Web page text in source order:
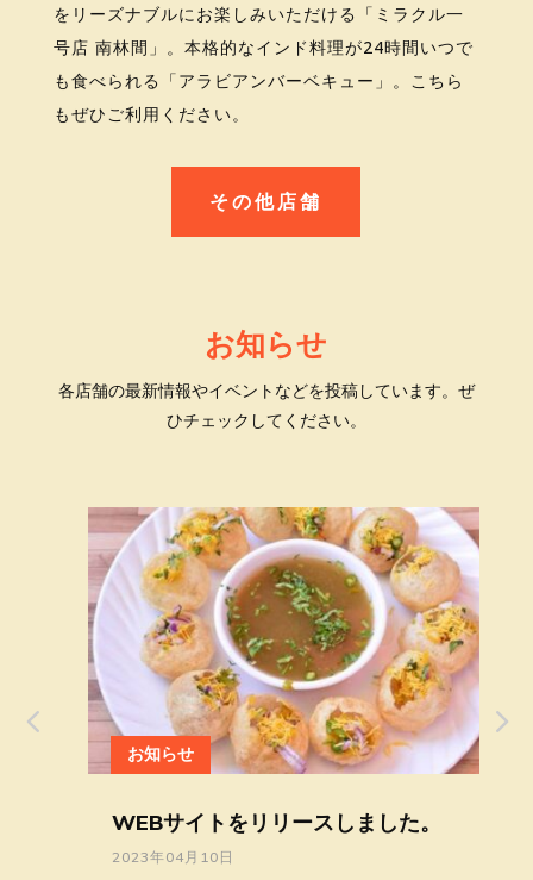
をリーズナブルにお楽しみいただける「 ミラクル一
号店 南林間」。 本格的なインド料理が24時間いつで
も食べられる「アラビアンバーベキュー」。こちら
もぜひご利用ください。
その他店舗
お知らせ
各店舗の最新情報やイベントなどを投稿しています。ぜ
ひチェックしてください。
お知らせ
WEBサイトをリリースしました。
2023年04月10日